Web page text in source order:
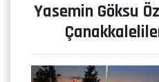
Yasemin Göksu